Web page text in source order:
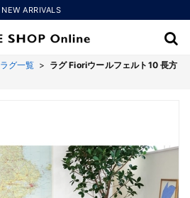
NEW ARRIVALS
ラグ一覧 > ラグ Fioriウールフェルト10 長方